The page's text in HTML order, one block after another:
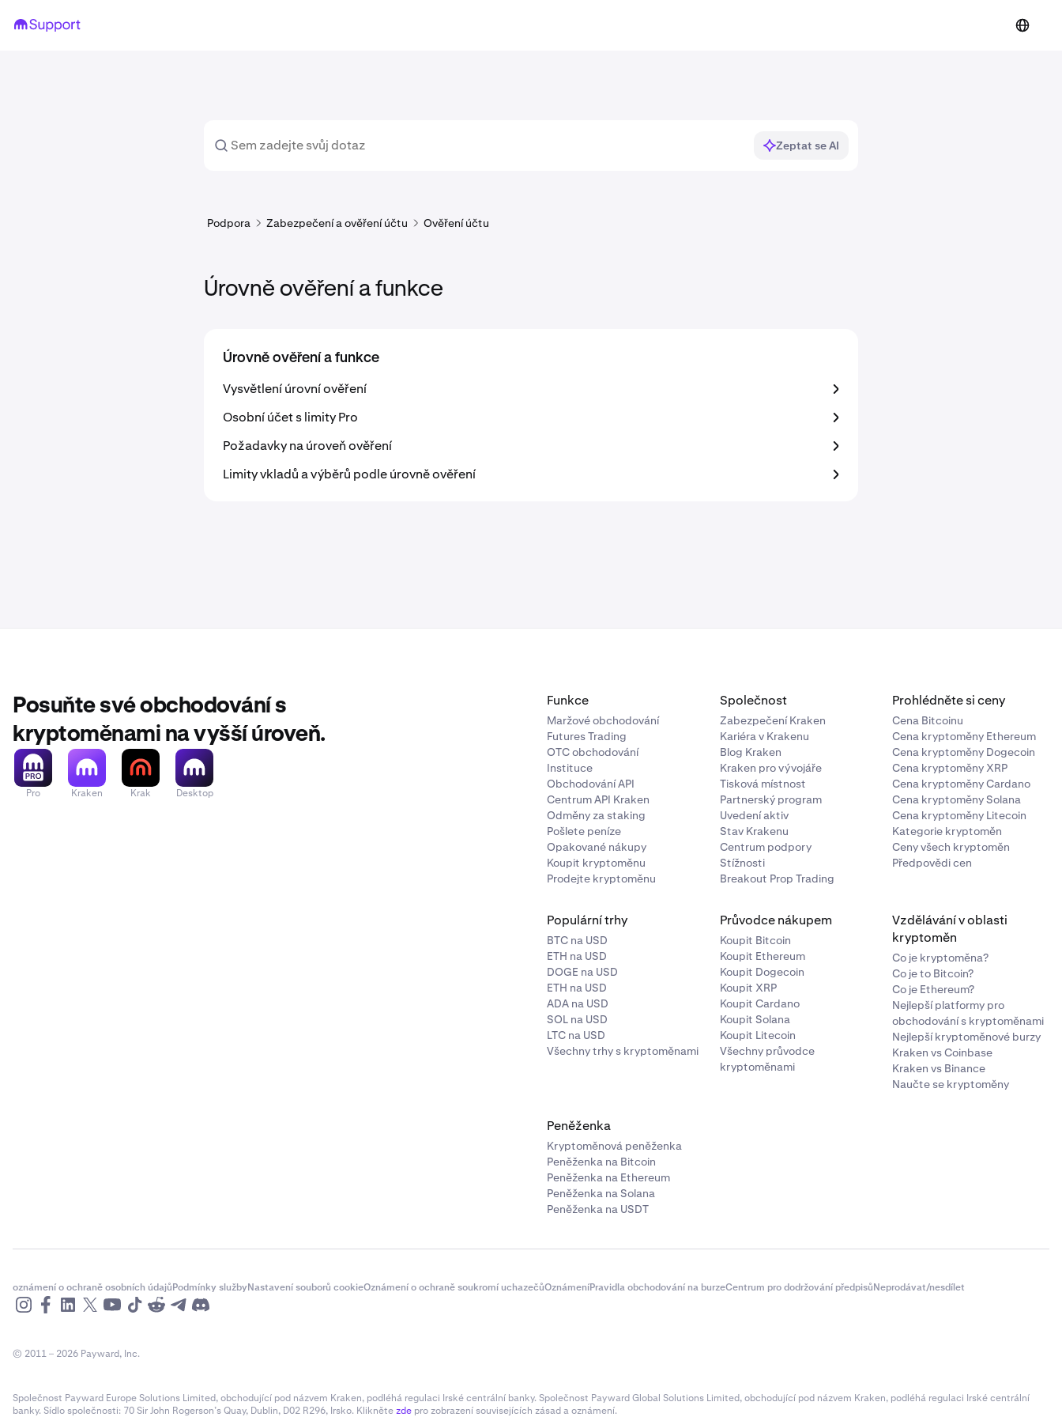
Zeptat se AI
Podpora Zabezpečení a ověření účtu Ověření účtu
Úrovně ověření a funkce
Úrovně ověření a funkce
Vysvětlení úrovní ověření
Osobní účet s limity Pro
Požadavky na úroveň ověření
Limity vkladů a výběrů podle úrovně ověření
Posuňte své obchodování s
kryptoměnami na vyšší úroveň.
Pro Kraken Krak Desktop
Funkce
Maržové obchodování
Futures Trading
OTC obchodování
Instituce
Obchodování API
Centrum API Kraken
Odměny za staking
Pošlete peníze
Opakované nákupy
Koupit kryptoměnu
Prodejte kryptoměnu
Společnost
Zabezpečení Kraken
Kariéra v Krakenu
Blog Kraken
Kraken pro vývojáře
Tisková místnost
Partnerský program
Uvedení aktiv
Stav Krakenu
Centrum podpory
Stížnosti
Breakout Prop Trading
Prohlédněte si ceny
Cena Bitcoinu
Cena kryptoměny Ethereum
Cena kryptoměny Dogecoin
Cena kryptoměny XRP
Cena kryptoměny Cardano
Cena kryptoměny Solana
Cena kryptoměny Litecoin
Kategorie kryptoměn
Ceny všech kryptoměn
Předpovědi cen
Populární trhy
BTC na USD
ETH na USD
DOGE na USD
ETH na USD
ADA na USD
SOL na USD
LTC na USD
Všechny trhy s kryptoměnami
Průvodce nákupem
Koupit Bitcoin
Koupit Ethereum
Koupit Dogecoin
Koupit XRP
Koupit Cardano
Koupit Solana
Koupit Litecoin
Všechny průvodce
kryptoměnami
Vzdělávání v oblasti
kryptoměn
Co je kryptoměna?
Co je to Bitcoin?
Co je Ethereum?
Nejlepší platformy pro
obchodování s kryptoměnami
Nejlepší kryptoměnové burzy
Kraken vs Coinbase
Kraken vs Binance
Naučte se kryptoměny
Peněženka
Kryptoměnová peněženka
Peněženka na Bitcoin
Peněženka na Ethereum
Peněženka na Solana
Peněženka na USDT
oznámení o ochraně osobních údajůPodmínky službyNastavení souborů cookieOznámení o ochraně soukromí uchazečůOznámeníPravidla obchodování na burzeCentrum pro dodržování předpisůNeprodávat/nesdílet
© 2011 – 2026 Payward, Inc.
Společnost Payward Europe Solutions Limited, obchodující pod názvem Kraken, podléhá regulaci Irské centrální banky. Společnost Payward Global Solutions Limited, obchodující pod názvem Kraken, podléhá regulaci Irské centrální
banky. Sídlo společnosti: 70 Sir John Rogerson’s Quay, Dublin, D02 R296, Irsko. Kliknětezde pro zobrazení souvisejících zásad a oznámení.